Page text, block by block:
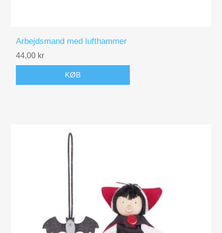
Arbejdsmand med lufthammer
44,00 kr
KØB